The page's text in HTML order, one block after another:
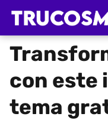
con este
tema